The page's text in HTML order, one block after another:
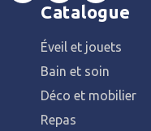
Catalogue
Éveil et jouets
Bain et soin
Déco et mobilier
Repas